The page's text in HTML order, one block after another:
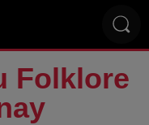
Folklore